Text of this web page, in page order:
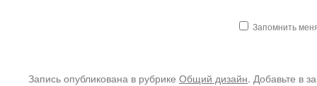
Запомнить
Запись опубликована в рубрике Общий дизайн. Добавьте в